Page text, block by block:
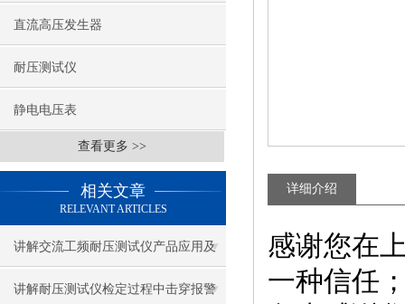
直流高压发生器
耐压测试仪
静电电压表
查看更多 >>
相关文章
RELEVANT ARTICLES
讲解交流工频耐压测试仪产品应用及
技术指标
讲解耐压测试仪检定过程中击穿报警
详细介绍
感谢您在
一种信任